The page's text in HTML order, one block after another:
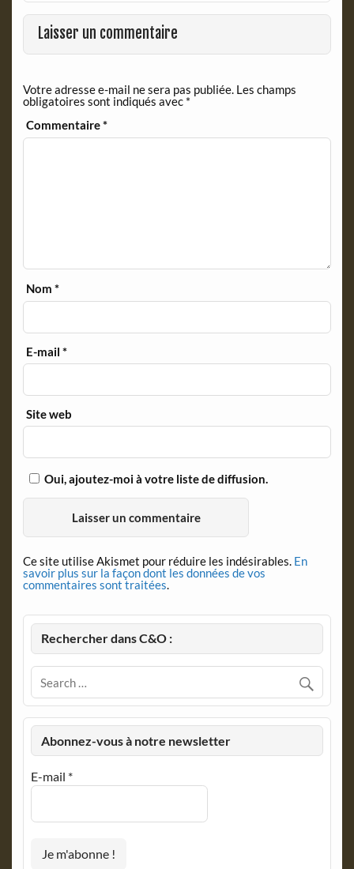
o
o
k
F
r
e
d
l
y
Laisser un commentaire
Votre adresse e-mail ne sera pas publiée. Les champs
obligatoires sont indiqués avec *
Commentaire*
Nom*
E-mail*
Site web
Oui, ajoutez-moi à votre liste de diffusion.
Ce site utilise Akismet pour réduire les indésirables. En
savoir plus sur la façon dont les données de vos
commentaires sont traitées.
Rechercher dans C&O :
Abonnez-vous à notre newsletter
E-mail *